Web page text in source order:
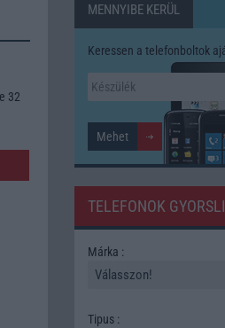
32
MENNYIBE KERÜL
Keressen a telefonboltok
TELEFONOK
Márka :
Tipus :